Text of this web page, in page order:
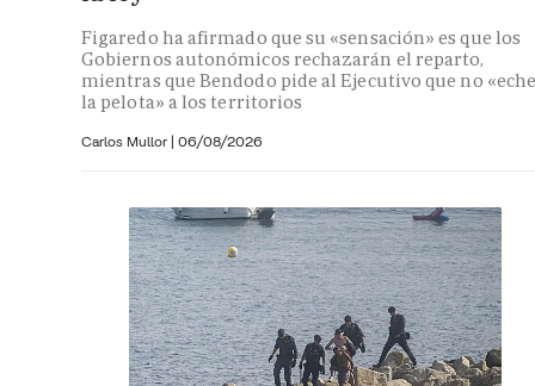
Figaredo ha afirmado que su «sensación» es que los
Gobiernos autonómicos rechazarán el reparto,
mientras que Bendodo pide al Ejecutivo que no
la pelota» a los territorios
Carlos Mullor | 06/08/2026